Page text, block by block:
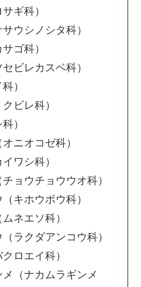
ギ科）
ウシノシタ科）
ゴ科）
ビレカスベ科）
）
ビレ科）
）
ニオコゼ科）
ワシ科）
ョウチョウウオ科）
キホウボウ科）
ネエソ科）
ラクダアンコウ科）
ロエイ科）
（ナカムラギンメ